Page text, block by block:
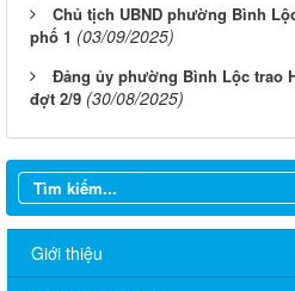
Chủ tịch UBND phường Bình
phố 1 (03/09/2025)
Đảng ủy phường Bình Lộc trao
đợt 2/9 (30/08/2025)
Giới thiệu